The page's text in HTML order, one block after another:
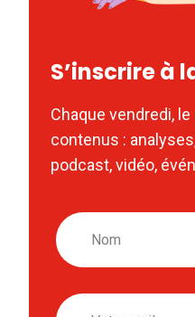
S’inscrire à
Chaque vendredi,
contenus :
podcast, vidéo,
Nom
Email